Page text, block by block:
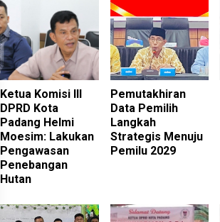
Ketua Komisi III
DPRD Kota
Padang Helmi
Moesim: Lakukan
Pengawasan
Penebangan
Hutan
Pemutakhiran
Data Pemilih
Langkah
Strategis Menuju
Pemilu 2029